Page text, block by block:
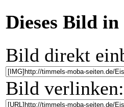
Dieses Bild
Bild direkt
Bild verlinken: